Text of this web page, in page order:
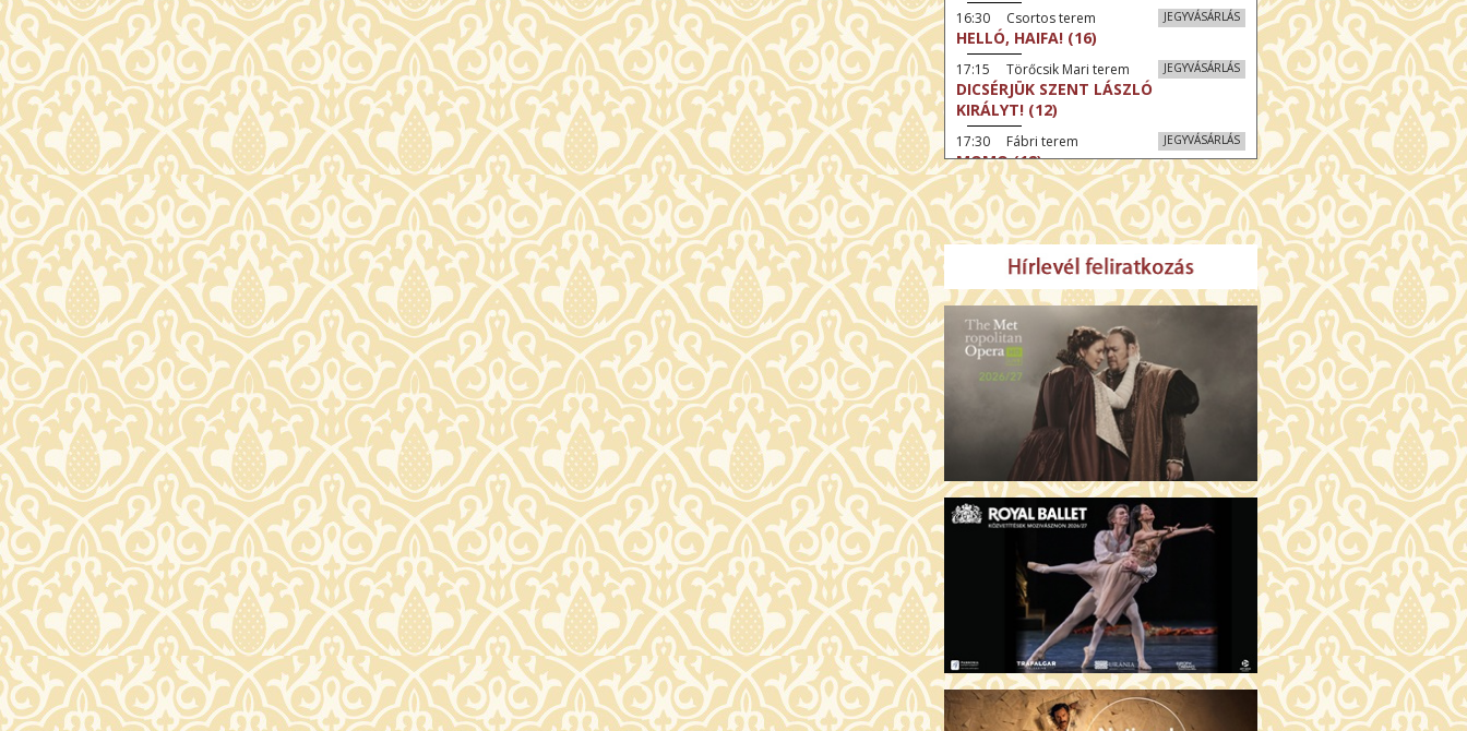
JEGYVÁSÁRLÁS
16:30 Csortos terem
HELLÓ, HAIFA! (16)
JEGYVÁSÁRLÁS
17:15 Törőcsik Mari terem
DICSÉRJÜK SZENT LÁSZLÓ
KIRÁLYT! (12)
JEGYVÁSÁRLÁS
17:30 Fábri terem
MOMO (12)
JEGYVÁSÁRLÁS
17:30 Díszterem
SACRÉ COEUR - A SZENT SZÍV
CSODÁLATOS HATALMA (12)
JEGYVÁSÁRLÁS
18:30 Csortos terem
ODÜSSZEIA (16)
19:30 Díszterem
FILMCSOBBANÁS: NYOLC HEGY (16)
JEGYVÁSÁRLÁS
19:30 Fábri terem
A ZONGORAHANGOLÓ (16)
JEGYVÁSÁRLÁS
19:45 Törőcsik Mari terem
MIKET NEM BESZÉLEK (16)